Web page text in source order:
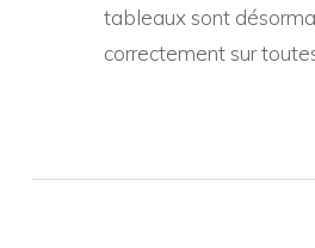
tableaux sont
correctement sur